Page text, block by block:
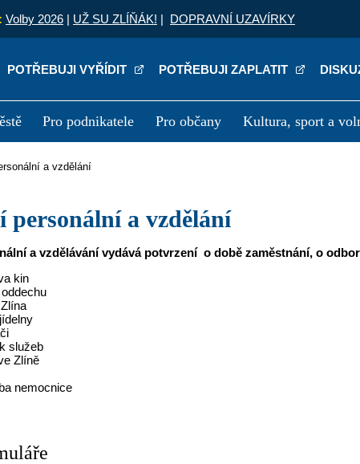
Volby 2026 | UŽ SU ZLÍŇÁK! | DOPRAVNÍ UZAVÍRKY
POTŘEBUJI VYŘÍDIT POTŘEBUJI ZAPLATIT
Pro podnikatele Pro občany Kultura, sport a
a vzdělání
personální a vzdělání
a vzdělávání vydává potvrzení o době zaměstnání, o
kin
služeb
Zlíně
nemocnice